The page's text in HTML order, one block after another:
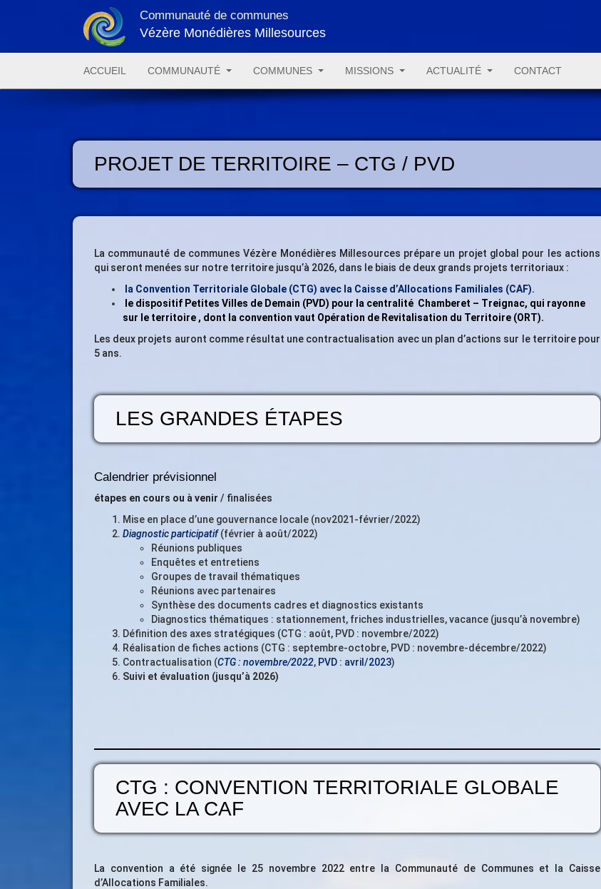
Communauté de communes
Vézère Monédières Millesources
ACCUEIL COMMUNAUTÉ COMMUNES MISSIONS ACTUALITÉ CONTACT
PROJET DE TERRITOIRE – CTG / PVD
La communauté de communes Vézère Monédières Millesources prépare un projet global pour les actions
qui seront menées sur notre territoire jusqu’à 2026, dans le biais de deux grands projets territoriaux :
la Convention Territoriale Globale (CTG) avec la Caisse d’Allocations Familiales (CAF).
le dispositif Petites Villes de Demain (PVD) pour la centralité Chamberet – Treignac, qui rayonne
sur le territoire , dont la convention vaut Opération de Revitalisation du Territoire (ORT).
Les deux projets auront comme résultat une contractualisation avec un plan d’actions sur le territoire pour
5 ans.
LES GRANDES ÉTAPES
Calendrier prévisionnel
étapes en cours ou à venir / finalisées
Mise en place d’une gouvernance locale (nov2021-février/2022)
Diagnostic participatif(février à août/2022)
Réunions publiques
Enquêtes et entretiens
Groupes de travail thématiques
Réunions avec partenaires
Synthèse des documents cadres et diagnostics existants
Diagnostics thématiques : stationnement, friches industrielles, vacance (jusqu’à novembre)
Définition des axes stratégiques (CTG : août, PVD : novembre/2022)
Réalisation de fiches actions (CTG : septembre-octobre, PVD : novembre-décembre/2022)
Contractualisation (CTG : novembre/2022, PVD : avril/2023)
Suivi et évaluation (jusqu’à 2026)
CTG : CONVENTION TERRITORIALE GLOBALE
AVEC LA CAF
La convention a été signée le 25 novembre 2022 entre la Communauté de Communes et la Caisse
d’Allocations Familiales.